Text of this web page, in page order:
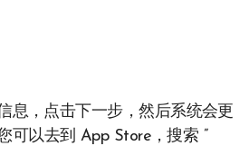
息，点击下一步，然后系统会更
可以去到 App Store，搜索 ”